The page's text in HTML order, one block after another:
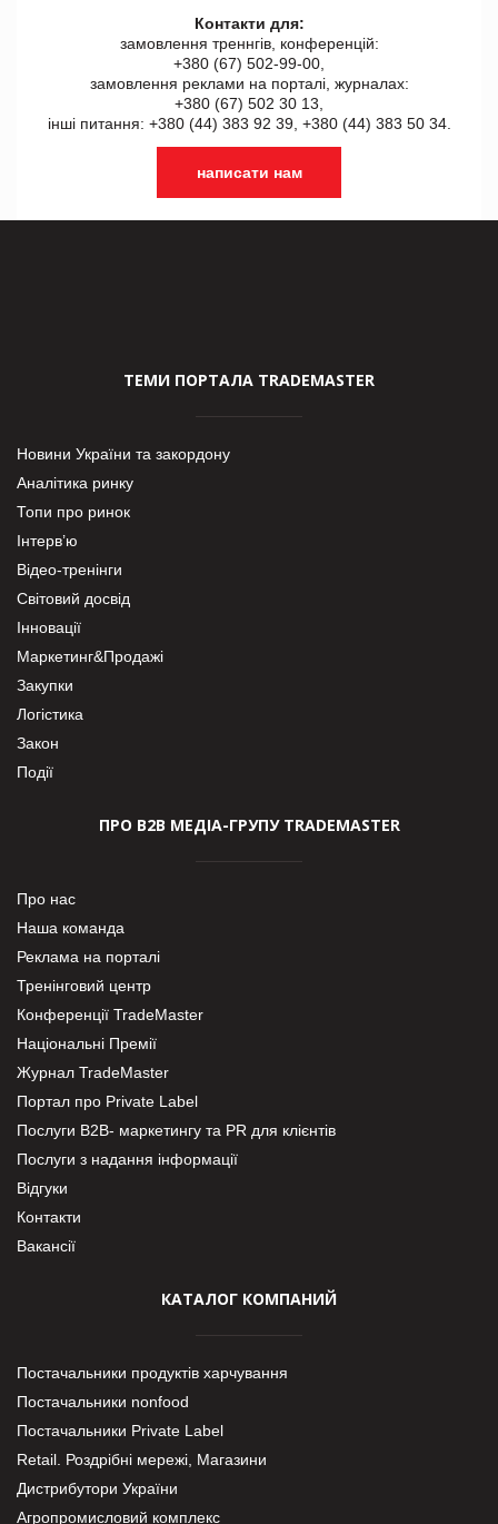
Контакти для:
замовлення треннгів, конференцій:
+380 (67) 502-99-00,
замовлення реклами на порталі, журналах:
+380 (67) 502 30 13,
інші питання: +380 (44) 383 92 39, +380 (44) 383 50 34.
написати нам
ТЕМИ ПОРТАЛА TRADEMASTER
Новини України та закордону
Аналітика ринку
Топи про ринок
Інтерв’ю
Відео-тренінги
Світовий досвід
Інновації
Маркетинг&Продажі
Закупки
Логістика
Закон
Події
ПРО В2В МЕДІА-ГРУПУ TRADEMASTER
Про нас
Наша команда
Реклама на порталі
Тренінговий центр
Конференції TradeMaster
Національні Премії
Журнал TradeMaster
Портал про Private Label
Послуги В2В- маркетингу та PR для клієнтів
Послуги з надання інформації
Відгуки
Контакти
Вакансії
КАТАЛОГ КОМПАНИЙ
Постачальники продуктів харчування
Постачальники nonfood
Постачальники Private Label
Retail. Роздрібні мережі, Магазини
Дистрибутори України
Агропромисловий комплекс